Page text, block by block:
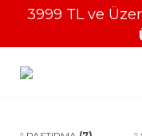
3999 TL ve